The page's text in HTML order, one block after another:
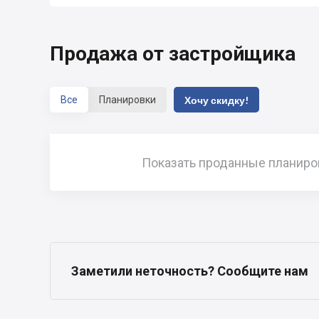
Продажа от застройщика
Все Планировки Хочу скидку!
Показать проданные
Заметили неточность? Сообщите нам